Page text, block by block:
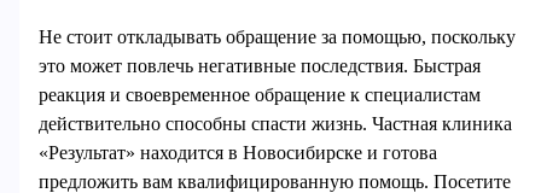
Не стоит откладывать обращение за помощью, поскольку
это может повлечь негативные последствия. Быстрая
реакция и своевременное обращение к специалистам
действительно способны спасти жизнь. Частная клиника
«Результат» находится в Новосибирске и готова
предложить вам квалифицированную помощь. Посетите